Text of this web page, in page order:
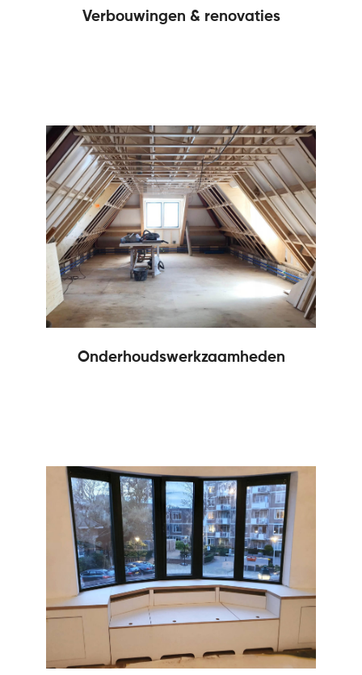
Verbouwingen & renovaties
Onderhoudswerkzaamheden